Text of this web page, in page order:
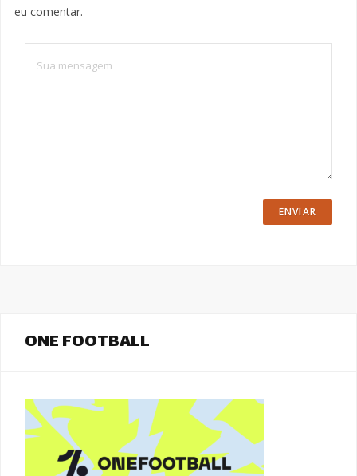
eu comentar.
ONE FOOTBALL